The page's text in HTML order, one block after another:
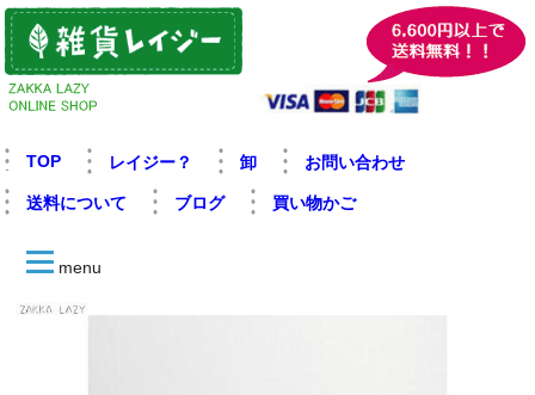
TOP レイジー？ 卸 お問い合わせ
送料について ブログ 買い物かご
menu